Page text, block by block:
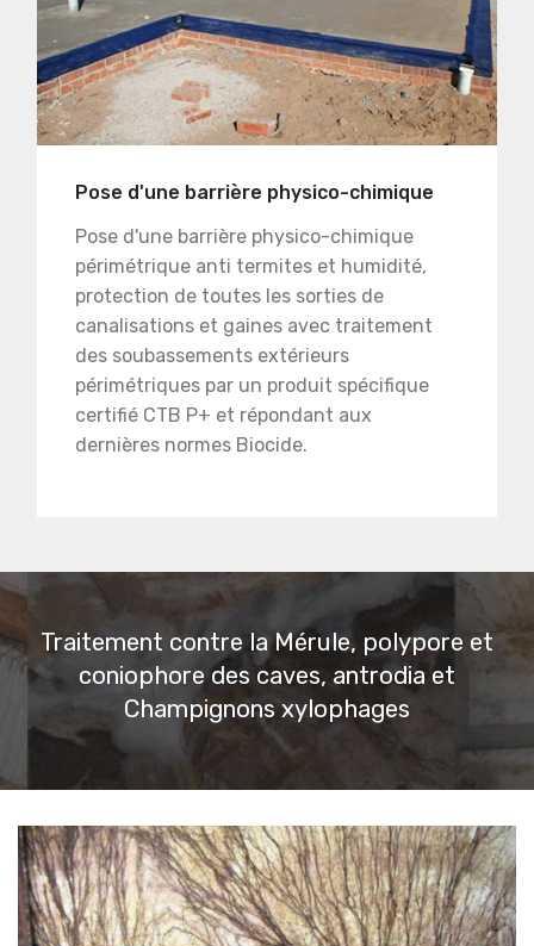
Pose d'une barrière physico-chimique
Pose d'une barrière physico-chimique
périmétrique anti termites et humidité,
protection de toutes les sorties de
canalisations et gaines avec traitement
des soubassements extérieurs
périmétriques par un produit spécifique
certifié CTB P+ et répondant aux
dernières normes Biocide.
Traitement contre la Mérule, polypore et
coniophore des caves, antrodia et
Champignons xylophages